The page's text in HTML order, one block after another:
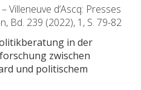
Villeneuve d’Ascq: Presses
Bd. 239 (2022), 1, S. 79-82
in der
zwischen
und politischem